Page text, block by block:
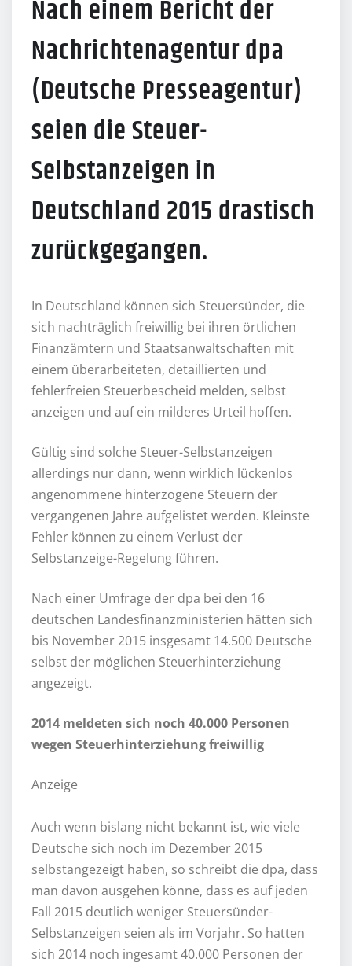
Nach einem Bericht der
Nachrichtenagentur dpa
(Deutsche Presseagentur)
seien die Steuer-
Selbstanzeigen in
Deutschland 2015 drastisch
zurückgegangen.
In Deutschland können sich Steuersünder, die
sich nachträglich freiwillig bei ihren örtlichen
Finanzämtern und Staatsanwaltschaften mit
einem überarbeiteten, detaillierten und
fehlerfreien Steuerbescheid melden, selbst
anzeigen und auf ein milderes Urteil hoffen.
Gültig sind solche Steuer-Selbstanzeigen
allerdings nur dann, wenn wirklich lückenlos
angenommene hinterzogene Steuern der
vergangenen Jahre aufgelistet werden. Kleinste
Fehler können zu einem Verlust der
Selbstanzeige-Regelung führen.
Nach einer Umfrage der dpa bei den 16
deutschen Landesfinanzministerien hätten sich
bis November 2015 insgesamt 14.500 Deutsche
selbst der möglichen Steuerhinterziehung
angezeigt.
2014 meldeten sich noch 40.000 Personen
wegen Steuerhinterziehung freiwillig
Anzeige
Auch wenn bislang nicht bekannt ist, wie viele
Deutsche sich noch im Dezember 2015
selbstangezeigt haben, so schreibt die dpa, dass
man davon ausgehen könne, dass es auf jeden
Fall 2015 deutlich weniger Steuersünder-
Selbstanzeigen seien als im Vorjahr. So hatten
sich 2014 noch ingesamt 40.000 Personen der